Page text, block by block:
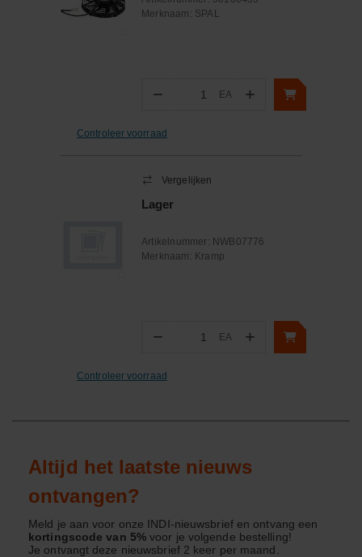
Merknaam: SPAL
− Aantal
EA +
Controleer voorraad
Vergelijken
Lager
Artikelnummer: NWB07776
Merknaam: Kramp
− Aantal
EA +
Controleer voorraad
Altijd het laatste nieuws
ontvangen?
Meld je aan voor onze INDI-nieuwsbrief en ontvang een
kortingscode van 5%voor je volgende bestelling!
Je ontvangt deze nieuwsbrief 2 keer per maand.